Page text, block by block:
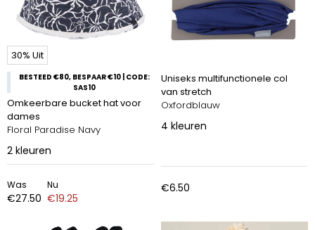
30% Uit
BESTEED €80, BESPAAR €10 | CODE:
SAS10
Omkeerbare bucket hat voor
dames
Floral Paradise Navy
2 kleuren
Was
€27.50
Nu
€19.25
Uniseks multifunctionele col
van stretch
Oxfordblauw
4 kleuren
€6.50